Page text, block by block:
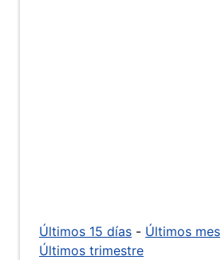
Últimos 15 días - Últimos mes
Últimos trimestre